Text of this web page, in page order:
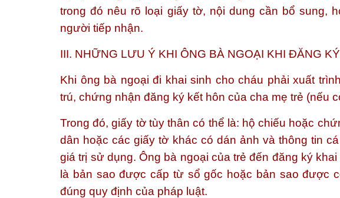
trong đó nêu rõ loại giấy tờ, nội dung cần bổ sung,
người tiếp nhận.
III. NHỮNG LƯU Ý KHI ÔNG BÀ NGOẠI KHI ĐĂNG
Khi ông bà ngoại đi khai sinh cho cháu phải xuất
trú, chứng nhận đăng ký kết hôn của cha mẹ trẻ (nếu
Trong đó, giấy tờ tùy thân có thể là: hộ chiếu hoặc
dân hoặc các giấy tờ khác có dán ảnh và thông tin
giá trị sử dụng. Ông bà ngoại của trẻ đến đăng ký
là bản sao được cấp từ sổ gốc hoặc bản sao được
đúng quy định của pháp luật.